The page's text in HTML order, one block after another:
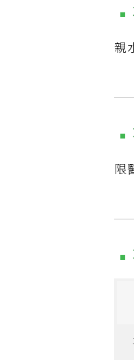
親
限